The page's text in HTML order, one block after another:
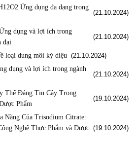
Ứng dụng đa dạng trong
(21.10.2024)
dụng và lợi ích trong
đại
(21.10.2024)
loại dung môi kỳ diệu (21.10.2024)
dụng và lợi ích trong ngành
(21.10.2024)
Thế Đáng Tin Cậy Trong
Phẩm
(19.10.2024)
Năng Của Trisodium Citrate:
Nghệ Thực Phẩm và Dược (19.10.2024)